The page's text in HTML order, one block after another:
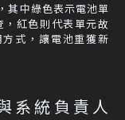
其中綠色表示電池單
紅色則代表單元故
式，讓電池重獲新
系統負責人